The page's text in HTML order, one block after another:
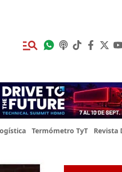
Termómetro TyT Revista